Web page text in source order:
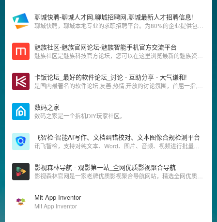
聊城快聘-聊城人才网,聊城招聘网,聊城最新人才招聘信息!
魅族社区-魅族官网论坛-魅族智能手机官方交流平台
卡饭论坛_最好的软件论坛_讨论 - 互助分享 - 大气谦和!
数码之家
数码之家是一个拆机DIY玩家社区。
飞智检-智能AI写作、文档纠错校对、文本图像合规检测平台
影视森林导航 - 观影第一站_全网优质影视聚合导航
Mit App Inventor
Mit App Inventor